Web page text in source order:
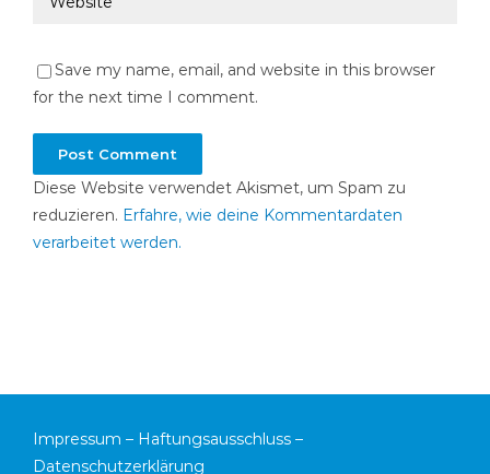
Save my name, email, and website in this browser
for the next time I comment.
Diese Website verwendet Akismet, um Spam zu
reduzieren. Erfahre, wie deine Kommentardaten
verarbeitet werden.
Impressum – Haftungsausschluss –
Datenschutzerklärung